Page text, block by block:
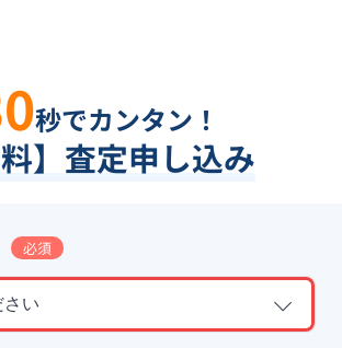
秒でカンタン！
料】査定申し込み
必須
さい